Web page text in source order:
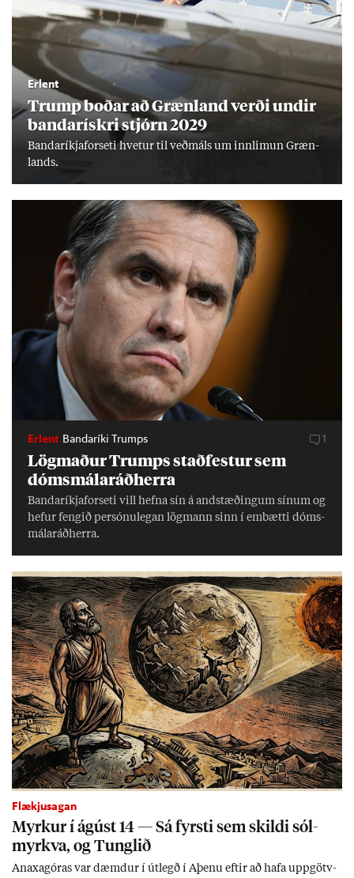
Erlent
Trump boð­ar að Græn­land verði und­ir
banda­rískri stjórn 2029
Banda­ríkja­for­seti hvet­ur til veð­máls um inn­limun Græn­
lands.
Erlent Bandaríki Trumps 1
Lög­mað­ur Trumps stað­fest­ur sem
dóms­mála­ráð­herra
Banda­ríkja­for­seti vill hefna sín á and­stæð­ing­um sín­um og
hef­ur feng­ið per­sónu­leg­an lög­mann sinn í embætti dóms­
mála­ráð­herra.
Flækjusagan
Myrk­ur í ág­úst 14 — Sá fyrsti sem skildi sól­
myrkva, og Tungl­ið
An­axagór­as var dæmd­ur í út­legð í Aþenu eft­ir að hafa upp­götv­